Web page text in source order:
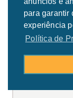
para garantir
experiência
Política de